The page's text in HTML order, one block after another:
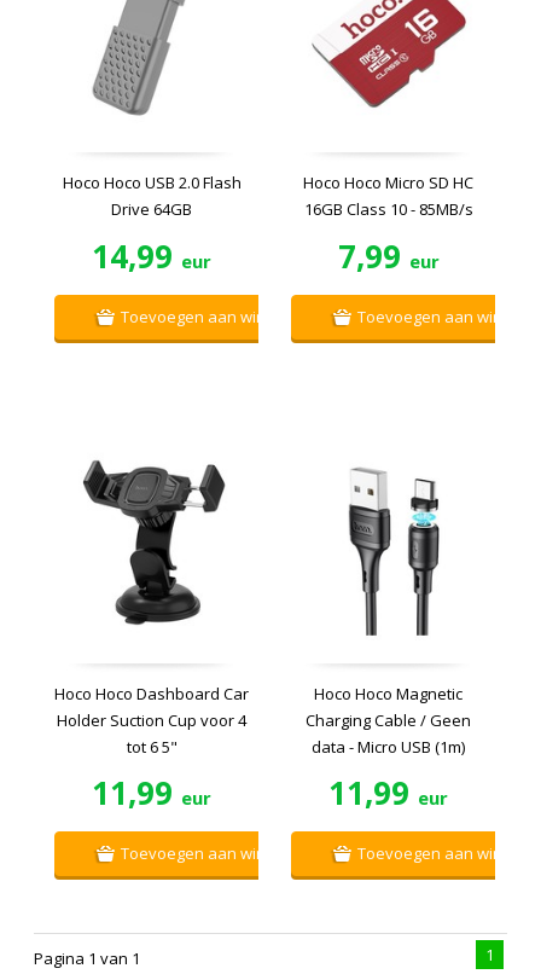
Hoco Hoco USB 2.0 Flash
Drive 64GB
14,99 eur
Toevoegen aan winkelwagen
Hoco Hoco Micro SD HC
16GB Class 10 - 85MB/s
7,99 eur
Toevoegen aan
Hoco Hoco Dashboard Car
Holder Suction Cup voor 4
tot 6 5"
11,99 eur
Toevoegen aan winkelwagen
Hoco Hoco Magnetic
Charging Cable / Geen
data - Micro USB (1m)
11,99 eur
Toevoegen aan
Pagina 1 van 1 1